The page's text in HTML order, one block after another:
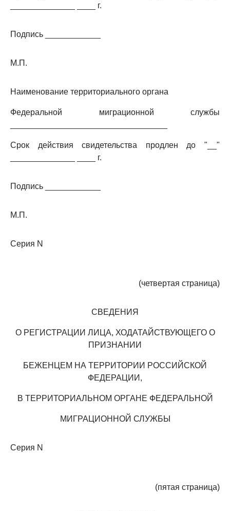
______________ ____ г.
Подпись ____________
М.П.
Наименование территориального органа
Федеральной миграционной службы
Срок действия свидетельства продлен до "__"
______________ ____ г.
Подпись ____________
М.П.
Серия N
(четвертая страница)
СВЕДЕНИЯ
О РЕГИСТРАЦИИ ЛИЦА, ХОДАТАЙСТВУЮЩЕГО О
ПРИЗНАНИИ
БЕЖЕНЦЕМ НА ТЕРРИТОРИИ РОССИЙСКОЙ
ФЕДЕРАЦИИ,
В ТЕРРИТОРИАЛЬНОМ ОРГАНЕ ФЕДЕРАЛЬНОЙ
МИГРАЦИОННОЙ СЛУЖБЫ
Серия N
(пятая страница)